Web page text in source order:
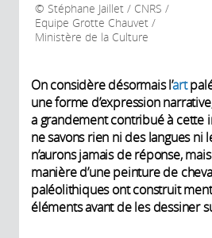
Stéphane Jaillet / CNRS /
Equipe Grotte Chauvet /
Ministère de la Culture
On considère désormais l’art
une forme d’expression
a grandement contribué à cette
ne savons rien ni des langues ni
n’aurons jamais de réponse,
manière d’une peinture de
paléolithiques ont construit
éléments avant de les dessiner